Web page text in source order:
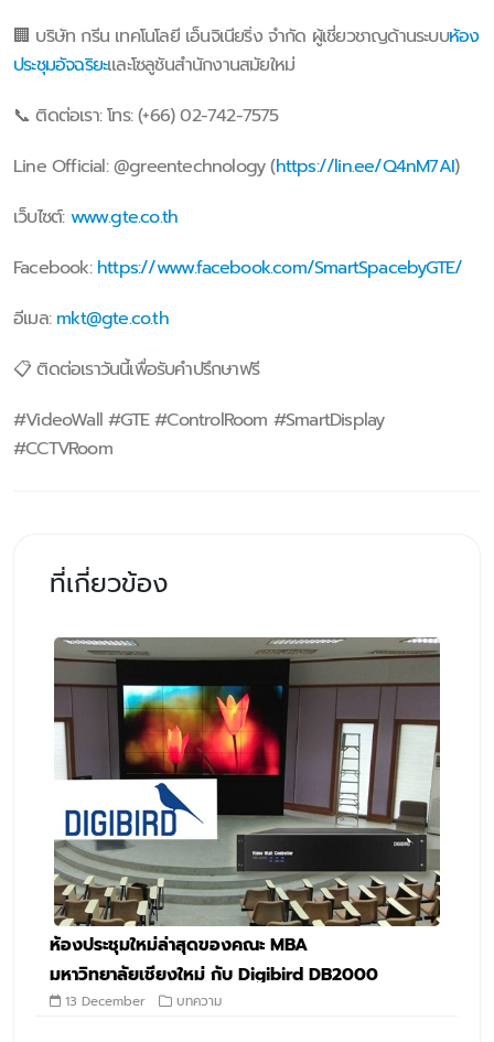
🏢 บริษัท กรีน เทคโนโลยี เอ็นจิเนียริ่ง จำกัด ผู้เชี่ยวชาญด้านระบบห้อง
ประชุมอัจฉริยะและโซลูชันสำนักงานสมัยใหม่
📞 ติดต่อเรา: โทร: (+66) 02-742-7575
Line Official: @greentechnology (https://lin.ee/Q4nM7AI)
เว็บไซต์: www.gte.co.th
Facebook: https://www.facebook.com/SmartSpacebyGTE/
อีเมล: mkt@gte.co.th
📋 ติดต่อเราวันนี้เพื่อรับคำปรึกษาฟรี
#VideoWall #GTE #ControlRoom #SmartDisplay
#CCTVRoom
ที่เกี่ยวข้อง
ห้องประชุมใหม่ล่าสุดของคณะ MBA
มหาวิทยาลัยเชียงใหม่ กับ Digibird DB2000
13 December บทความ